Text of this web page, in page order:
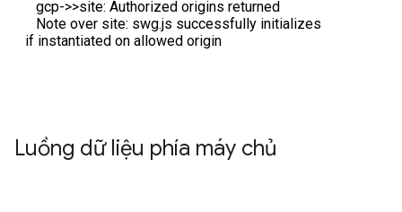
Luồng dữ liệu phía máy chủ